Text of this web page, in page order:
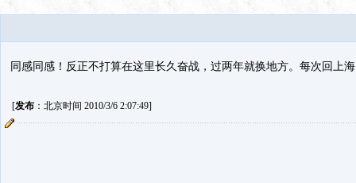
同感同感！反正不打算在这里长久奋战，过两年就换地方。每次回上
[发布：北京时间 2010/3/6 2:07:49]